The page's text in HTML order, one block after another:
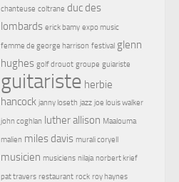
chanteuse coltrane duc des
lombards erick bamy expo music
femme de george harrison festival glenn
hughes golf drouot groupe guiariste
guitariste herbie
hancock janny loseth jazz joe louis walker
john coghlan luther allison Maalouma
malien miles davis murali coryell
musicien musiciens nilaja norbert krief
pat travers restaurant rock roy haynes